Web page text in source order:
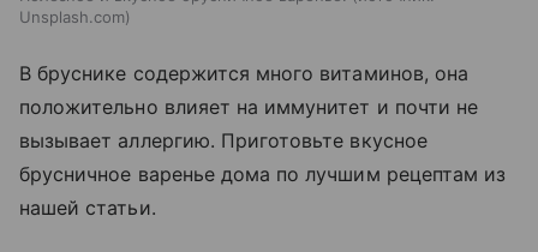
Unsplash.com
В бруснике содержится много витаминов, она
положительно влияет на иммунитет и почти не
вызывает аллергию. Приготовьте вкусное
брусничное варенье дома по лучшим рецептам из
нашей статьи.